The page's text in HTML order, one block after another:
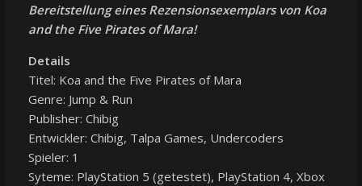
Bereitstellung eines Rezensionsexemplars von Koa
and the Five Pirates of Mara!
Details
Titel: Koa and the Five Pirates of Mara
Genre: Jump & Run
Publisher: Chibig
Entwickler: Chibig, Talpa Games, Undercoders
Spieler: 1
Syteme: PlayStation 5 (getestet), PlayStation 4, Xbox